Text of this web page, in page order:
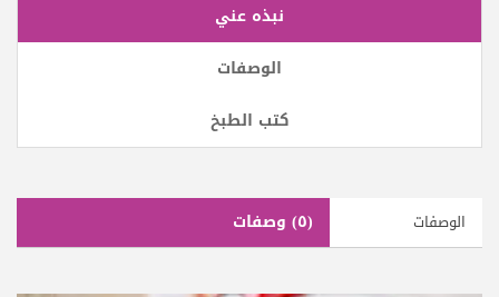
نبذه عني
الوصفات
كتب الطبخ
الوصفات (٥) وصفات